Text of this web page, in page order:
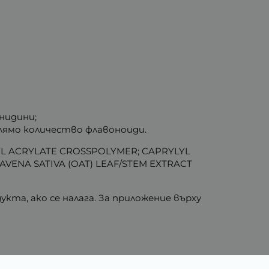
количество флавоноиди.
CROSSPOLYMER; CAPRYLYL
SATIVA (OAT) LEAF/STEM EXTRACT
ако се налага. За приложение върху